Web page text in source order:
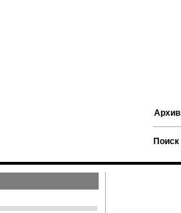
Архив
Поиск